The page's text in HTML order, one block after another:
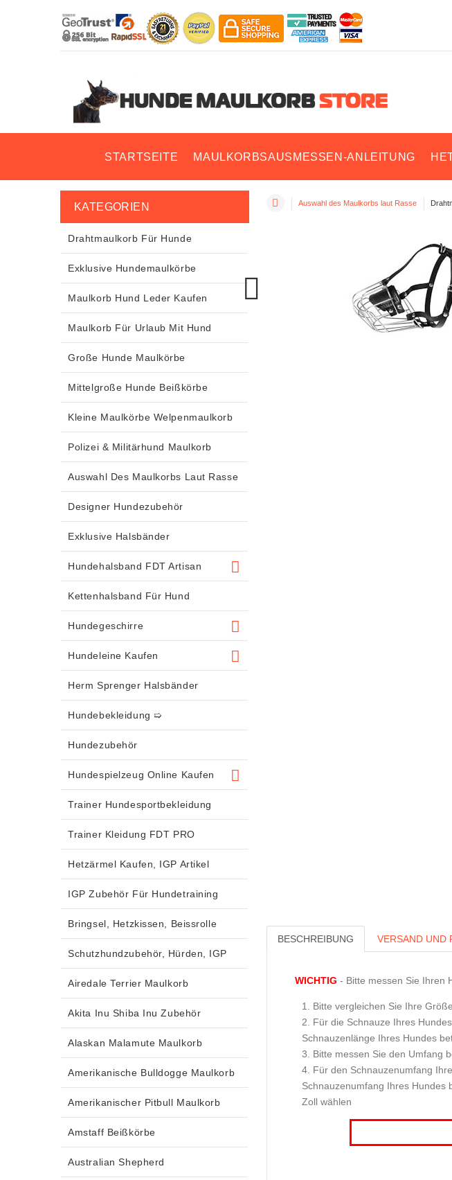
STARTSEITE MAULKORBSAUSMESSEN-ANLEITUNG
Auswahl des Maulkorbs laut Rasse
BESCHREIBUNG VERSAND UND
WICHTIG - Bitte messen Sie Ihren
Bitte vergleichen Sie Ihre
Für die Schnauze Ihres
Schnauzenlänge Ihres Hundes
Bitte messen Sie den Umfang
Für den Schnauzenumfang
Schnauzenumfang Ihres Hundes
Zoll wählen
KATEGORIEN
Drahtmaulkorb Für Hunde
Exklusive Hundemaulkörbe
Maulkorb Hund Leder Kaufen
Maulkorb Für Urlaub Mit Hund
Große Hunde Maulkörbe
Mittelgroße Hunde Beißkörbe
Kleine Maulkörbe Welpenmaulkorb
Polizei & Militärhund Maulkorb
Auswahl Des Maulkorbs Laut Rasse
Designer Hundezubehör
Exklusive Halsbänder
Hundehalsband FDT Artisan
Kettenhalsband Für Hund
Hundegeschirre
Hundeleine Kaufen
Herm Sprenger Halsbänder
Hundebekleidung ➯
Hundezubehör
Hundespielzeug Online Kaufen
Trainer Hundesportbekleidung
Trainer Kleidung FDT PRO
Hetzärmel Kaufen, IGP Artikel
IGP Zubehör Für Hundetraining
Bringsel, Hetzkissen, Beissrolle
Schutzhundzubehör, Hürden, IGP
Airedale Terrier Maulkorb
Akita Inu Shiba Inu Zubehör
Alaskan Malamute Maulkorb
Amerikanische Bulldogge Maulkorb
Amerikanischer Pitbull Maulkorb
Amstaff Beißkörbe
Australian Shepherd